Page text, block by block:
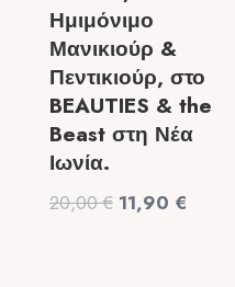
Ημιμόνιμο
Μανικιούρ &
Πεντικιούρ, στο
BEAUTIES & the
Beast στη Νέα
Ιωνία.
20,00€ Original
11,90 €